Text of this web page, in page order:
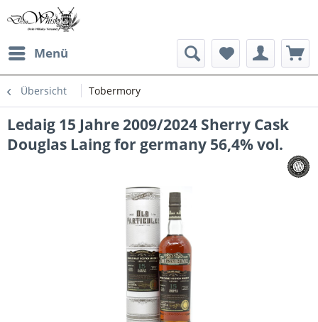
Menü
Übersicht Tobermory
Ledaig 15 Jahre 2009/2024 Sherry Cask
Douglas Laing for germany 56,4% vol.